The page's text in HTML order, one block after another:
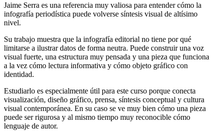
Jaime Serra es una referencia muy valiosa para entender cómo la
infografía periodística puede volverse síntesis visual de altísimo
nivel.
Su trabajo muestra que la infografía editorial no tiene por qué
limitarse a ilustrar datos de forma neutra. Puede construir una voz
visual fuerte, una estructura muy pensada y una pieza que funciona
a la vez cómo lectura informativa y cómo objeto gráfico con
identidad.
Estudiarlo es especialmente útil para este curso porque conecta
visualización, diseño gráfico, prensa, síntesis conceptual y cultura
visual contemporánea. En su caso se ve muy bien cómo una pieza
puede ser rigurosa y al mismo tiempo muy reconocible cómo
lenguaje de autor.